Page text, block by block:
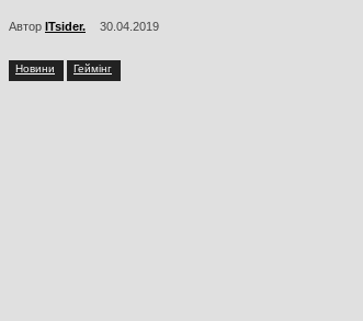
Автор ITsider. 30.04.2019
Новини Геймінг